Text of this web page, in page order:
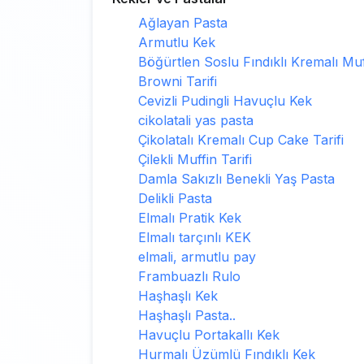
Ağlayan Pasta
Armutlu Kek
Böğürtlen Soslu Fındıklı Kremalı
Browni Tarifi
Cevizli Pudingli Havuçlu Kek
cikolatali yas pasta
Çikolatalı Kremalı Cup Cake Tarifi
Çilekli Muffin Tarifi
Damla Sakızlı Benekli Yaş Pasta
Delikli Pasta
Elmalı Pratik Kek
Elmalı tarçınlı KEK
elmali, armutlu pay
Frambuazlı Rulo
Haşhaşlı Kek
Haşhaşlı Pasta..
Havuçlu Portakallı Kek
Hurmalı Üzümlü Fındıklı Kek